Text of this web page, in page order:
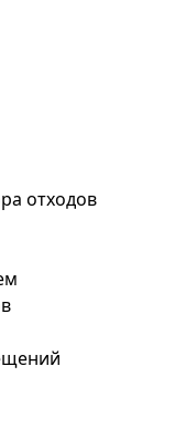
отходов